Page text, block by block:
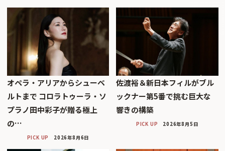
オペラ・アリアからシューベ
ルトまで コロラトゥーラ・ソ
プラノ田中彩子が贈る極上
の…
PICK UP 2026年8月6日
佐渡裕＆新日本フィルがブル
ックナー第5番で挑む巨大な
響きの構築
PICK UP 2026年8月5日